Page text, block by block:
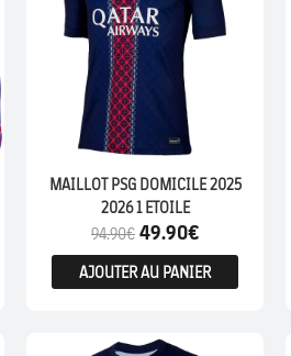
MAILLOT PSG DOMICILE 2025
2026 1 ETOILE
94.90€ 49.90€
AJOUTER AU PANIER